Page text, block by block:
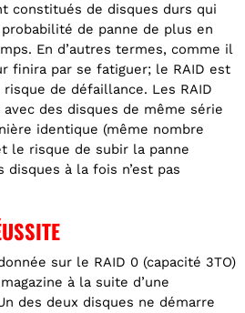
constitués de disques durs qui
de panne de plus en
En d’autres termes, comme il
finira par se fatiguer; le RAID est
de défaillance. Les RAID
des disques de même série
identique (même nombre
le risque de subir la panne
à la fois n’est pas
sur le RAID 0 (capacité 3TO)
à la suite d’une
des deux disques ne démarre